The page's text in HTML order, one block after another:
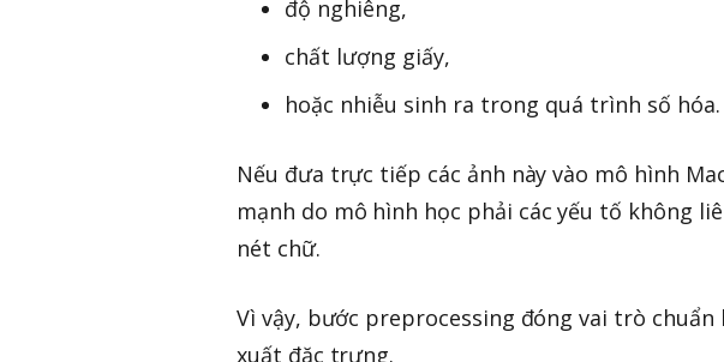
độ nghiêng,
chất lượng giấy,
hoặc nhiễu sinh ra trong quá trình số hóa.
Nếu đưa trực tiếp các ảnh này vào mô hình
mạnh do mô hình học phải các yếu tố không
nét chữ.
Vì vậy, bước preprocessing đóng vai trò
xuất đặc trưng.